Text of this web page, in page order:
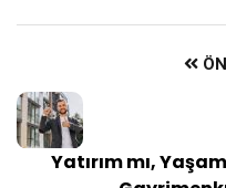
Yatırım mı,